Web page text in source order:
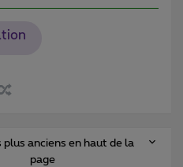
plus anciens en haut de la
page